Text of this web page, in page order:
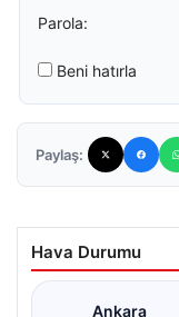
Parola:
Beni hatırla
Paylaş:
Hava Durumu
Ankara